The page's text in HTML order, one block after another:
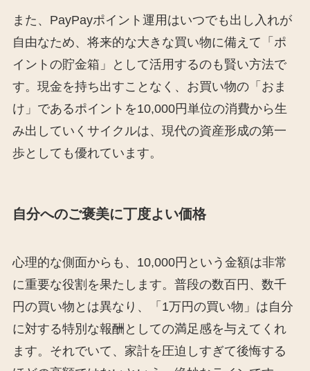
また、PayPayポイント運用はいつでも出し入れが
自由なため、将来的な大きな買い物に備えて「ポ
イントの貯金箱」として活用するのも賢い方法で
す。現金を持ち出すことなく、お買い物の「おま
け」であるポイントを10,000円単位の消費から生
み出していくサイクルは、現代の資産形成の第一
歩としても優れています。
自分へのご褒美に丁度よい価格
心理的な側面からも、10,000円という金額は非常
に重要な役割を果たします。普段の数百円、数千
円の買い物とは異なり、「1万円の買い物」は自分
に対する特別な報酬としての満足感を与えてくれ
ます。それでいて、家計を圧迫しすぎて後悔する